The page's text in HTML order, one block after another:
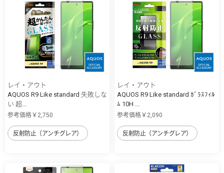
レイ・アウト
AQUOS R9 Like standard 失敗しな
い 超...
参考価格￥2,750
反射防止（アンチグレア）
レイ・アウト
AQUOS R9 Like standard ｶﾞﾗｽﾌｨﾙ
ﾑ 10H ...
参考価格￥2,090
反射防止（アンチグレア）